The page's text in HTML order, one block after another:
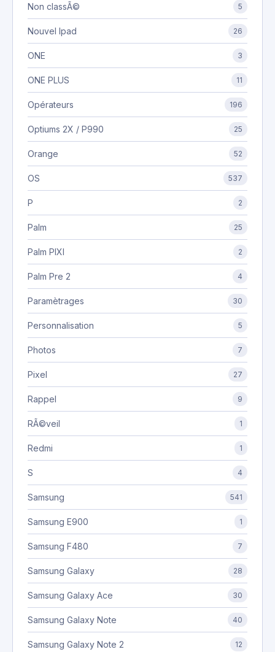
Non classÃ© 5
Nouvel Ipad 26
ONE 3
ONE PLUS 11
Opérateurs 196
Optiums 2X / P990 25
Orange 52
OS 537
P 2
Palm 25
Palm PIXI 2
Palm Pre 2 4
Paramètrages 30
Personnalisation 5
Photos 7
Pixel 27
Rappel 9
RÃ©veil 1
Redmi 1
S 4
Samsung 541
Samsung E900 1
Samsung F480 7
Samsung Galaxy 28
Samsung Galaxy Ace 30
Samsung Galaxy Note 40
Samsung Galaxy Note 2 12